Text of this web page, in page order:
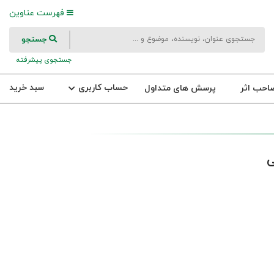
فهرست عناوین
جستجو
جستجوی پیشرفته
اثر پرسش های متداول حساب کاربری سبد خرید